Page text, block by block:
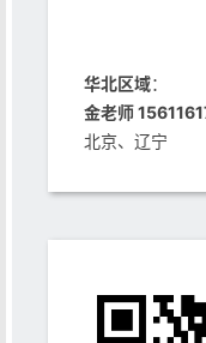
华北区域：
金老师
北京、辽宁